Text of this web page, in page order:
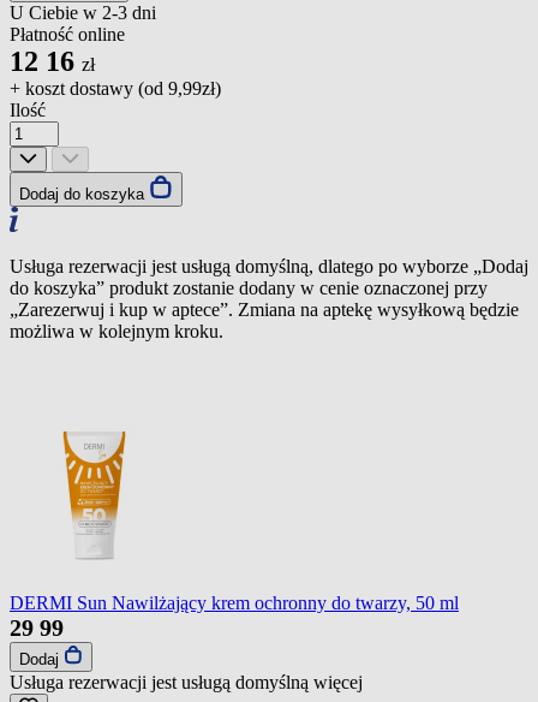
U Ciebie w 2-3 dni
Płatność online
12 16 zł
+ koszt dostawy (od 9,99zł)
Ilość
Dodaj do koszyka
Usługa rezerwacji jest usługą domyślną, dlatego po wyborze „Dodaj
do koszyka” produkt zostanie dodany w cenie oznaczonej przy
„Zarezerwuj i kup w aptece”. Zmiana na aptekę wysyłkową będzie
możliwa w kolejnym kroku.
DERMI Sun Nawilżający krem ochronny do twarzy, 50 ml
29 99
Dodaj
Usługa rezerwacji jest usługą domyślną więcej